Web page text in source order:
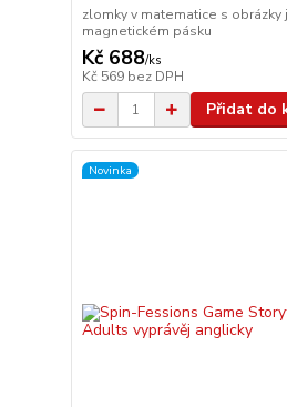
zlomky v matematice s obrázky
magnetickém pásku
Kč 688/ks
Kč 569 bez DPH
Přidat do
Novinka